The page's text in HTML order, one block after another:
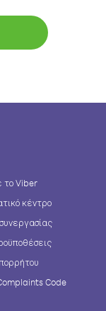
το Viber
κέντρο
Code